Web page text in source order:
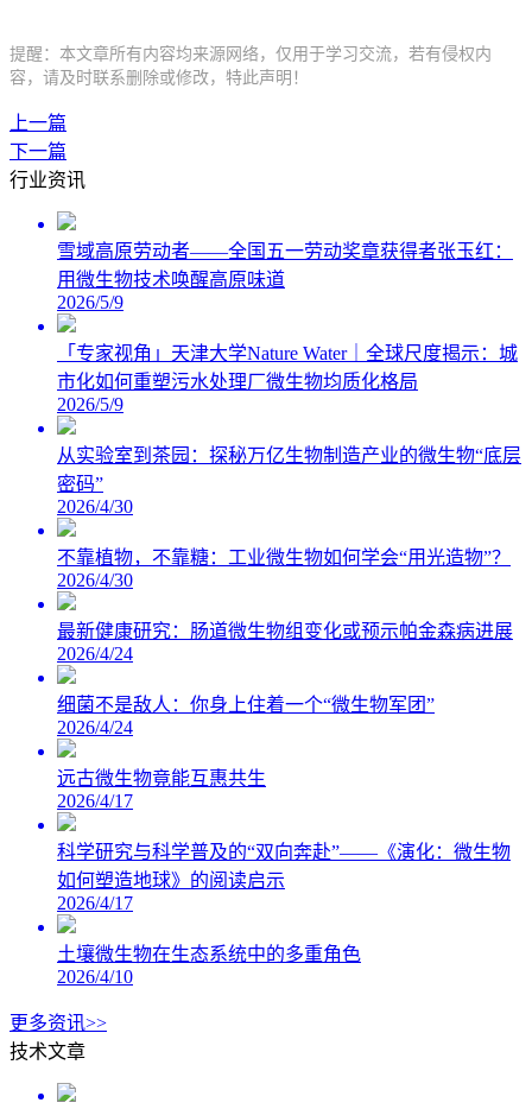
提醒：本文章所有内容均来源网络，仅用于学习交流，若有侵权内
容，请及时联系删除或修改，特此声明！
上一篇
下一篇
行业资讯
雪域高原劳动者——全国五一劳动奖章获得者张玉红：
用微生物技术唤醒高原味道
2026/5/9
「专家视角」天津大学Nature Water｜全球尺度揭示：城
市化如何重塑污水处理厂微生物均质化格局
2026/5/9
从实验室到茶园：探秘万亿生物制造产业的微生物“底层
密码”
2026/4/30
不靠植物，不靠糖：工业微生物如何学会“用光造物”？
2026/4/30
最新健康研究：肠道微生物组变化或预示帕金森病进展
2026/4/24
细菌不是敌人：你身上住着一个“微生物军团”
2026/4/24
远古微生物竟能互惠共生
2026/4/17
科学研究与科学普及的“双向奔赴”——《演化：微生物
如何塑造地球》的阅读启示
2026/4/17
土壤微生物在生态系统中的多重角色
2026/4/10
更多资讯>>
技术文章